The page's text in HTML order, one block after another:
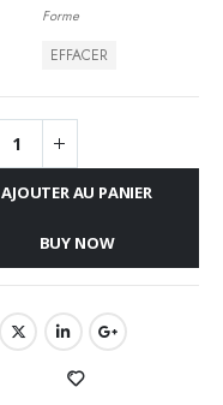
Forme
EFFACER
AJOUTER AU PANIER
BUY NOW